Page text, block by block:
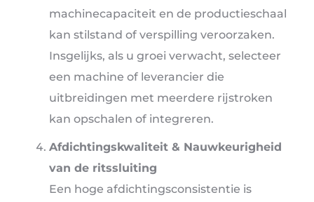
machinecapaciteit en de productieschaal
kan stilstand of verspilling veroorzaken.
Insgelijks, als u groei verwacht, selecteer
een machine of leverancier die
uitbreidingen met meerdere rijstroken
kan opschalen of integreren.
Afdichtingskwaliteit & Nauwkeurigheid
van de ritssluiting
Een hoge afdichtingsconsistentie is